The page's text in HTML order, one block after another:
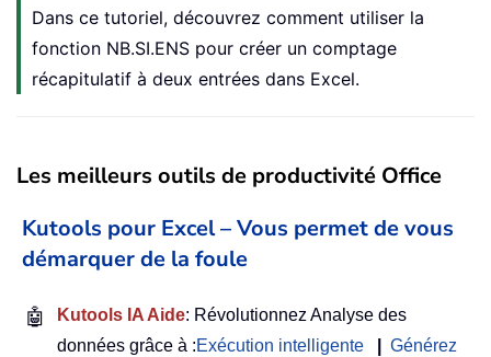
Dans ce tutoriel, découvrez comment utiliser la
fonction NB.SI.ENS pour créer un comptage
récapitulatif à deux entrées dans Excel.
Les meilleurs outils de productivité Office
Kutools pour Excel – Vous permet de vous
démarquer de la foule
🤖 Kutools IA Aide: Révolutionnez Analyse des
données grâce à :Exécution intelligente
Générez